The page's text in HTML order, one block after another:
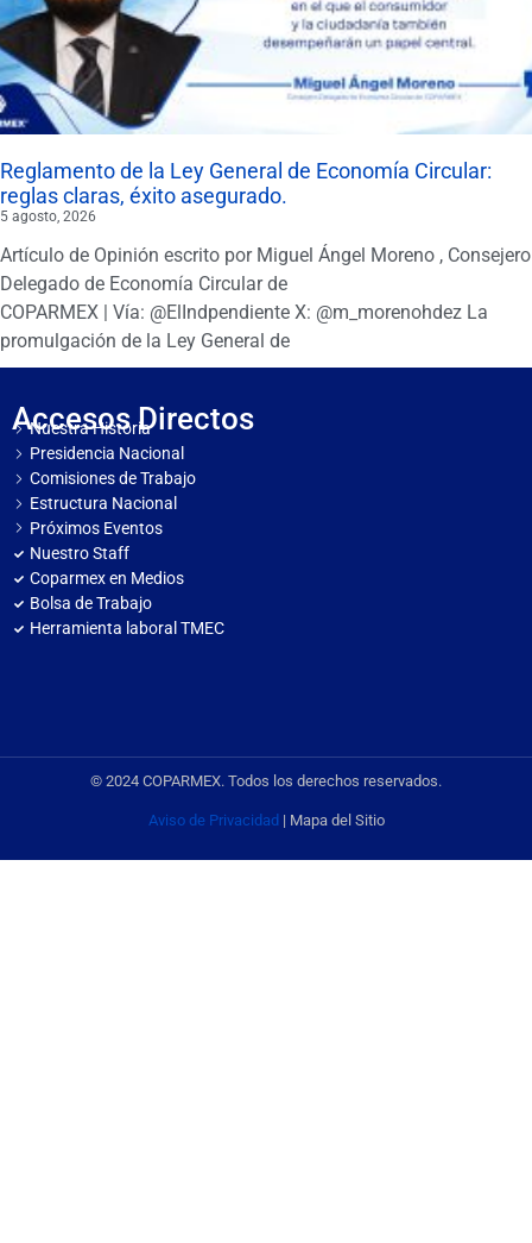
Reglamento de la Ley General de Economía Circular:
reglas claras, éxito asegurado.
5 agosto, 2026
Artículo de Opinión escrito por Miguel Ángel Moreno , Consejero
Delegado de Economía Circular de
COPARMEX | Vía: @ElIndpendiente X: @m_morenohdez La
promulgación de la Ley General de
Accesos Directos
Nuestra Historia
Presidencia Nacional
Comisiones de Trabajo
Estructura Nacional
Próximos Eventos
Nuestro Staff
Coparmex en Medios
Bolsa de Trabajo
Herramienta laboral TMEC
© 2024 COPARMEX. Todos los derechos reservados.
Aviso de Privacidad | Mapa del Sitio